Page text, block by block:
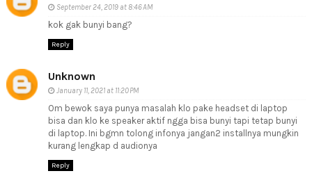
September 24, 2019 at 8:46 AM
kok gak bunyi bang?
Reply
Unknown
January 11, 2021 at 11:20 PM
Om bewok saya punya masalah klo pake headset di laptop
bisa dan klo ke speaker aktif ngga bisa bunyi tapi tetap bunyi
di laptop. Ini bgmn tolong infonya jangan2 installnya mungkin
kurang lengkap d audionya
Reply